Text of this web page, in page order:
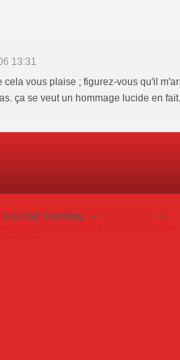
13:31
cela vous plaise ; figurez-vous qu'il
ça se veut un hommage lucide en fait.
le portail Overblog